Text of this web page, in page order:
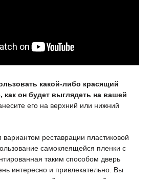
какой-либо красящий
как он будет выглядеть на вашей
его на верхний или нижний
реставрации пластиковой
самоклеящейся пленки с
таким способом дверь
интересно и привлекательно. Вы